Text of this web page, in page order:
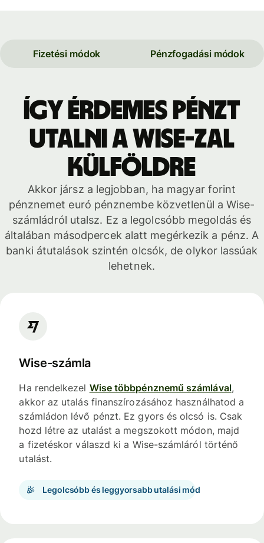
Fizetési módok Pénzfogadási módok
Így érdemes pénzt
utalni a Wise-zal
külföldre
Akkor jársz a legjobban, ha magyar forint
pénznemet euró pénznembe közvetlenül a Wise-
számládról utalsz. Ez a legolcsóbb megoldás és
általában másodpercek alatt megérkezik a pénz. A
banki átutalások szintén olcsók, de olykor lassúak
lehetnek.
Wise-számla
Ha rendelkezel Wise többpénznemű számlával,
akkor az utalás finanszírozásához használhatod a
számládon lévő pénzt. Ez gyors és olcsó is. Csak
hozd létre az utalást a megszokott módon, majd
a fizetéskor válaszd ki a Wise-számláról történő
utalást.
Legolcsóbb és leggyorsabb utalási mód